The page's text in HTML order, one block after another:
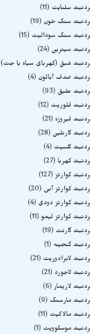
سلنایت
11
سنگ خون
19
سنگ سودالیت
15
سیترین 24
شبق (کهربای سیاه یا جت)
صدف آبالون
4
عقیق
93
فلوریت
12
فیروزه
21
کارنلین 28
کلسیت
4
کهربا
27
کوارتز 127
کوارتز آبی
20
کوارتز دودی
4
کوارتز لیمو 11
گارنت
19
گنجینه
1
لابرادوریت
21
لاجورد
21
لاریمار 6
مارسنگ
9
مالاکیت
11
موسکوویت
1